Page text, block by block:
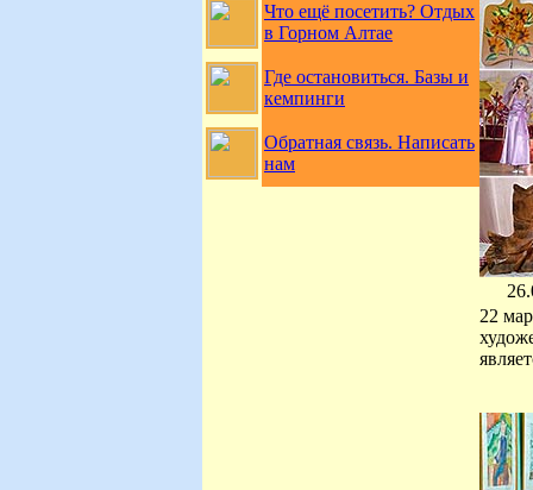
Что ещё посетить? Отдых
в Горном Алтае
Где остановиться. Базы и
кемпинги
Обратная связь. Написать
нам
22